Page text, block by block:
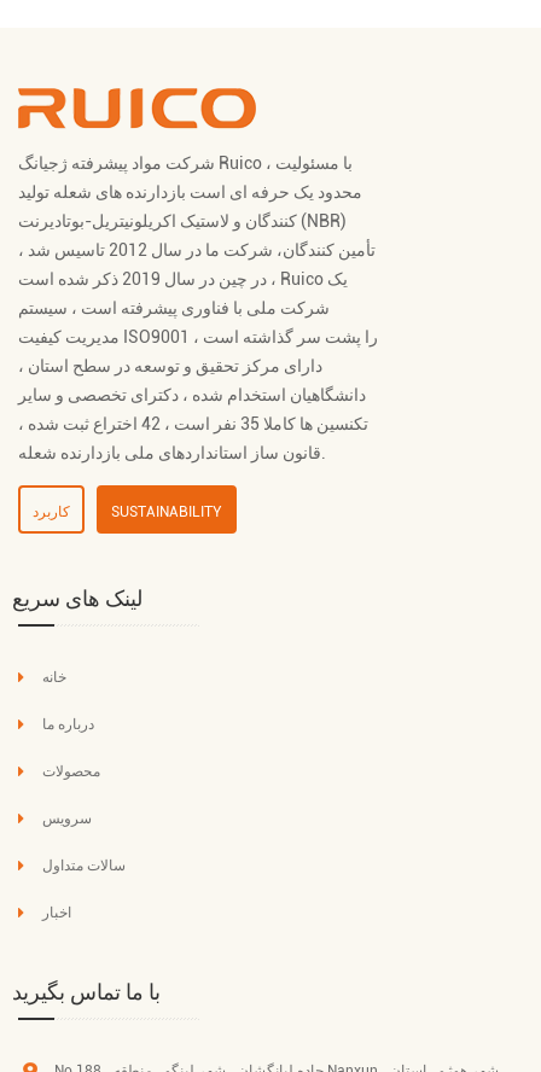
شرکت مواد پیشرفته ژجیانگ Ruico ، با مسئولیت
محدود یک حرفه ای است بازدارنده های شعله تولید
کنندگان و لاستیک اکریلونیتریل-بوتادیرنت (NBR)
تأمین کنندگان
، شرکت ما در سال 2012 تاسیس شد ،
در چین در سال 2019 ذکر شده است ، Ruico یک
شرکت ملی با فناوری پیشرفته است ، سیستم
مدیریت کیفیت ISO9001 را پشت سر گذاشته است ،
دارای مرکز تحقیق و توسعه در سطح استان ،
دانشگاهیان استخدام شده ، دکترای تخصصی و سایر
تکنسین ها کاملا 35 نفر است ، 42 اختراع ثبت شده ،
کاربرد SUSTAINABILITY
لینک های سریع
خانه
درباره ما
محصولات
سرویس
سالات متداول
اخبار
با ما تماس بگیرید